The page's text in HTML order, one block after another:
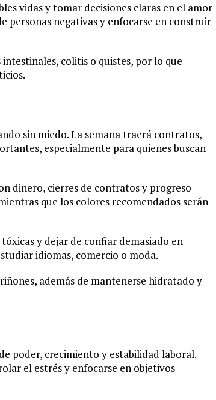
vidas y tomar decisiones claras en el amor
personas negativas y enfocarse en construir
colitis o quistes, por lo que
sin miedo. La semana traerá contratos,
especialmente para quienes buscan
dinero, cierres de contratos y progreso
que los colores recomendados serán
y dejar de confiar demasiado en
idiomas, comercio o moda.
además de mantenerse hidratado y
poder, crecimiento y estabilidad laboral.
el estrés y enfocarse en objetivos